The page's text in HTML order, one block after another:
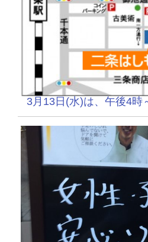
3月13日(水)は、午後4時